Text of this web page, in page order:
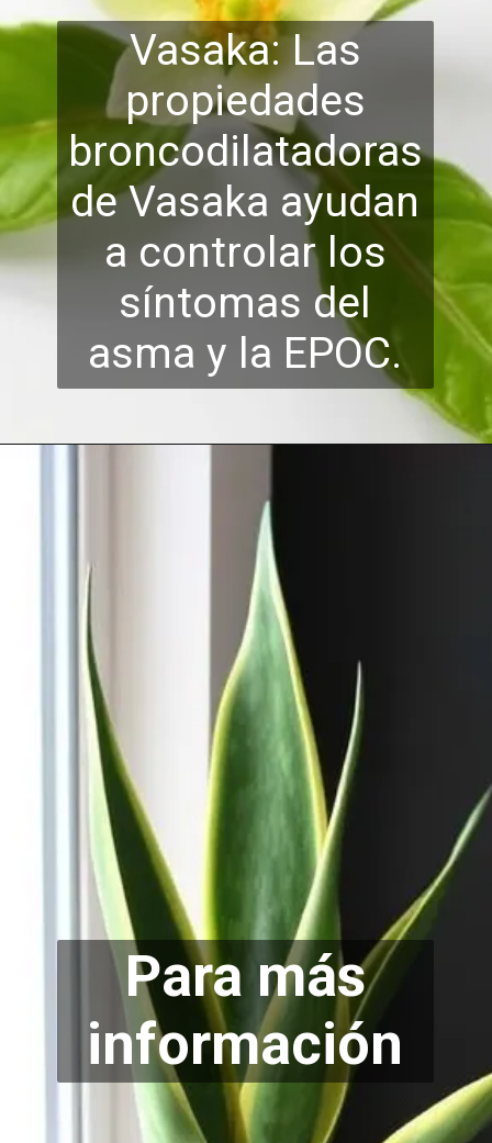
Vasaka: Las
propiedades
broncodilatadoras
de Vasaka ayudan
a controlar los
síntomas del
asma y la EPOC.
Para más
información